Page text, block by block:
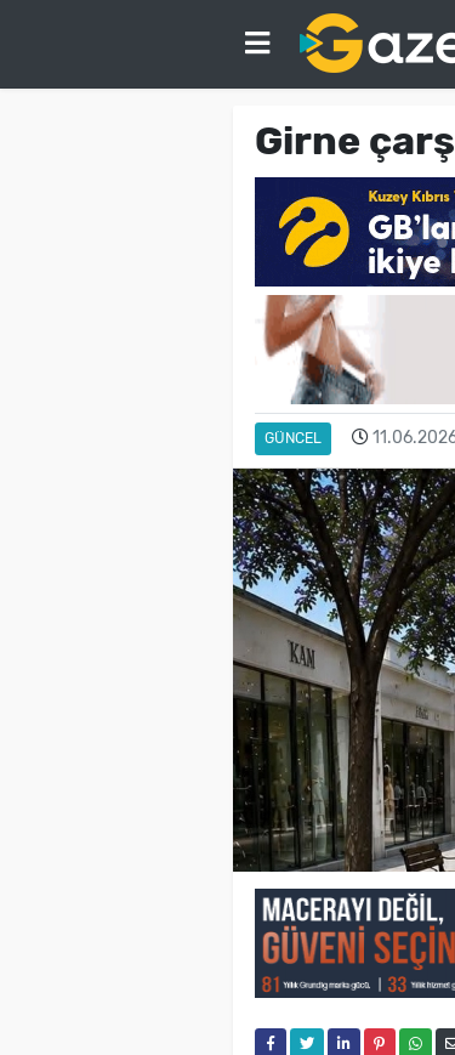
Girne
GÜNCEL